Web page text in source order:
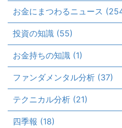
お金にまつわるニュース
投資の知識 (55)
お金持ちの知識 (1)
ファンダメンタル分析 (37)
テクニカル分析 (21)
四季報 (18)